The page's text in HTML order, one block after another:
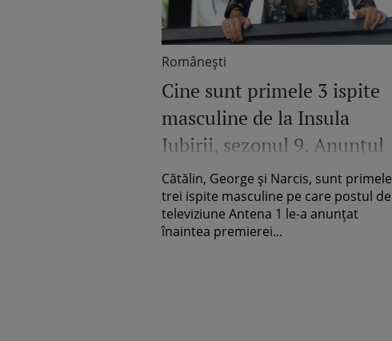
Româneşti
Cine sunt primele 3 ispite
masculine de la Insula
Iubirii, sezonul 9. Anunțul
oficial făcut de Antena 1
Cătălin, George și Narcis, sunt primele
trei ispite masculine pe care postul de
televiziune Antena 1 le-a anunțat
înaintea premierei...